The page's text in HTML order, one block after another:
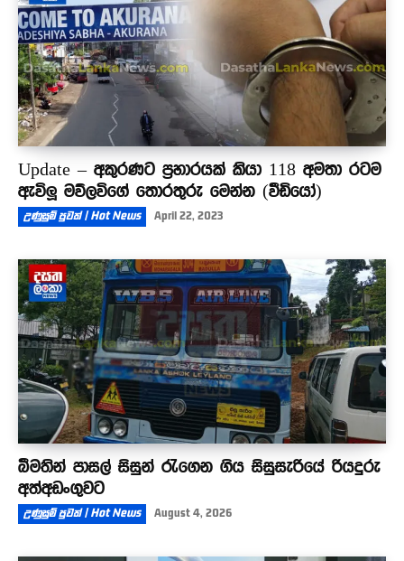
Update – අකුරණට ප්‍රහාරයක් කියා 118 අමතා රටම
ඇවිලූ මව්ලවිගේ තොරතුරු මෙන්න (වීඩියෝ)
උණුසුම් පුවත් | Hot News April 22, 2023
බීමතින් පාසල් සිසුන් රැගෙන ගිය සිසුසැරියේ රියදුරු
අත්අඩංගුවට
උණුසුම් පුවත් | Hot News August 4, 2026